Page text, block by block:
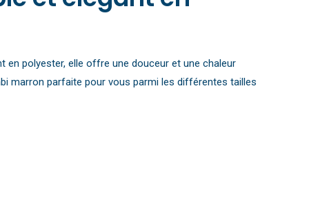
en polyester, elle offre une douceur et une chaleur
marron parfaite pour vous parmi les différentes tailles